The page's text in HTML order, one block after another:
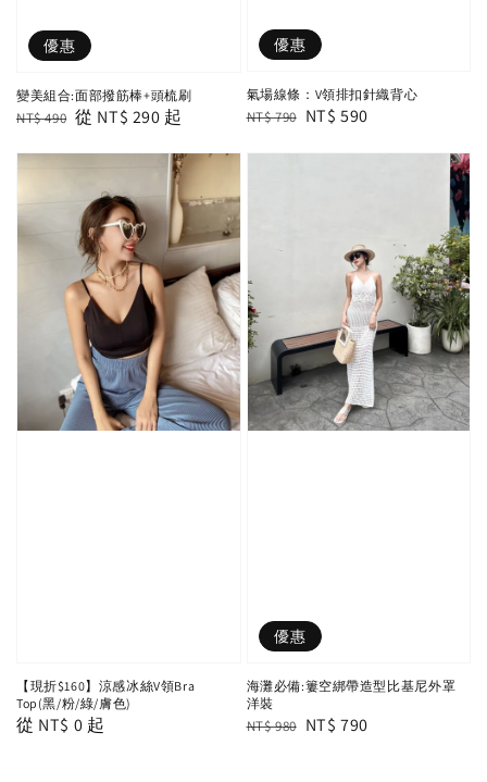
優惠
變美組合:面部撥筋棒+頭梳刷
Regular
NT$ 490 Sale
從 NT$ 290 起
優惠
氣場線條：V領排扣針織背心
Regular
NT$ 790 Sale
NT$ 590
【現折$160】涼感冰絲V領Bra
Top(黑/粉/綠/膚色)
Regular
從 NT$ 0 起
優惠
海灘必備:簍空綁帶造型比基尼外罩
洋裝
Regular
NT$ 980 Sale
NT$ 790